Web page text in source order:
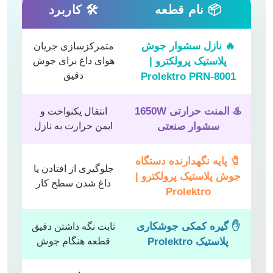
📦 نام قطعه 🛠 کاربرد
🔥 نازل سشوار جوش
پلاستیک پرولکترو |
Prolektro PRN-8001
متمرکزسازی جریان
هوای داغ برای جوش
دقیق
♨️ المنت حرارتی 1650W
سشوار صنعتی
انتقال یکنواخت و
ایمن حرارت به نازل
🧷 پایه نگهدارنده دستگاه
جوش پلاستیک پرولکترو |
Prolektro
جلوگیری از افتادن یا
داغ شدن سطح کار
✋ گیره کمکی جوشکاری
پلاستیک Prolektro
ثابت نگه داشتن دقیق
قطعه هنگام جوش